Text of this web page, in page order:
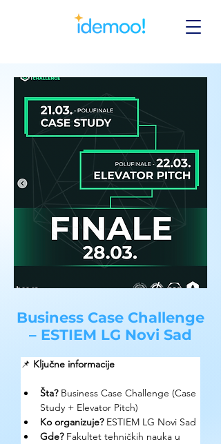
Business Case Challenge
– ESTIEM LG Novi Sad
📌 Ključne informacije
Šta? Business Case Challenge (Case
Study + Elevator Pitch)
Ko organizuje? ESTIEM LG Novi Sad
Gde? Fakultet tehničkih nauka u